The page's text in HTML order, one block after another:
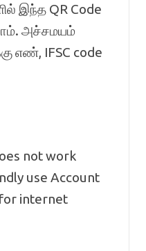
இந்த QR Code
அச்சமயம்
எண், IFSC code
not work
use Account
internet